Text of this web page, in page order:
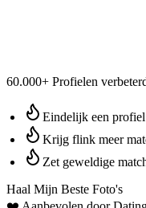
60.000+ Profielen
Eindelijk een
Krijg flink meer
Zet geweldige
Haal Mijn Beste Foto's